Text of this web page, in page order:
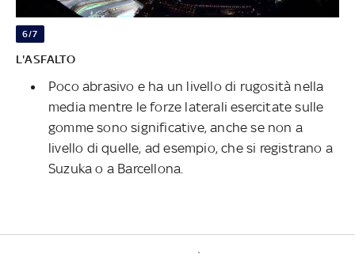
6/7
L'ASFALTO
Poco abrasivo e ha un livello di rugosità nella
media mentre le forze laterali esercitate sulle
gomme sono significative, anche se non a
livello di quelle, ad esempio, che si registrano a
Suzuka o a Barcellona.